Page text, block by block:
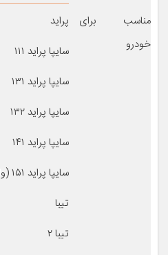
مناسب برای
خودرو
پراید
سایپا پراید ۱۱۱
سایپا پراید ۱۳۱
سایپا پراید ۱۳۲
سایپا پراید ۱۴۱
سایپا پراید ۱۵۱ (وانت)
تیبا
تیبا ۲